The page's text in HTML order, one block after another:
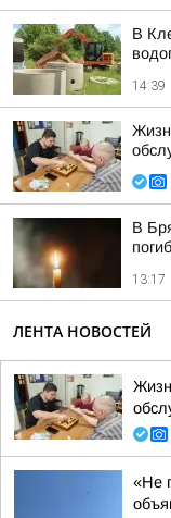
В
14:39
В
13:17
ЛЕНТА НОВОСТЕЙ
«Не